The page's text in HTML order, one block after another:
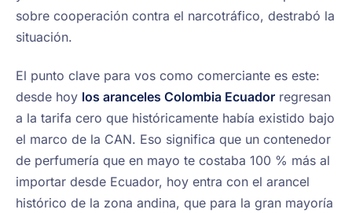
sobre cooperación contra el narcotráfico, destrabó la
situación.
El punto clave para vos como comerciante es este:
desde hoy los aranceles Colombia Ecuador regresan
a la tarifa cero que históricamente había existido bajo
el marco de la CAN. Eso significa que un contenedor
de perfumería que en mayo te costaba 100 % más al
importar desde Ecuador, hoy entra con el arancel
histórico de la zona andina, que para la gran mayoría